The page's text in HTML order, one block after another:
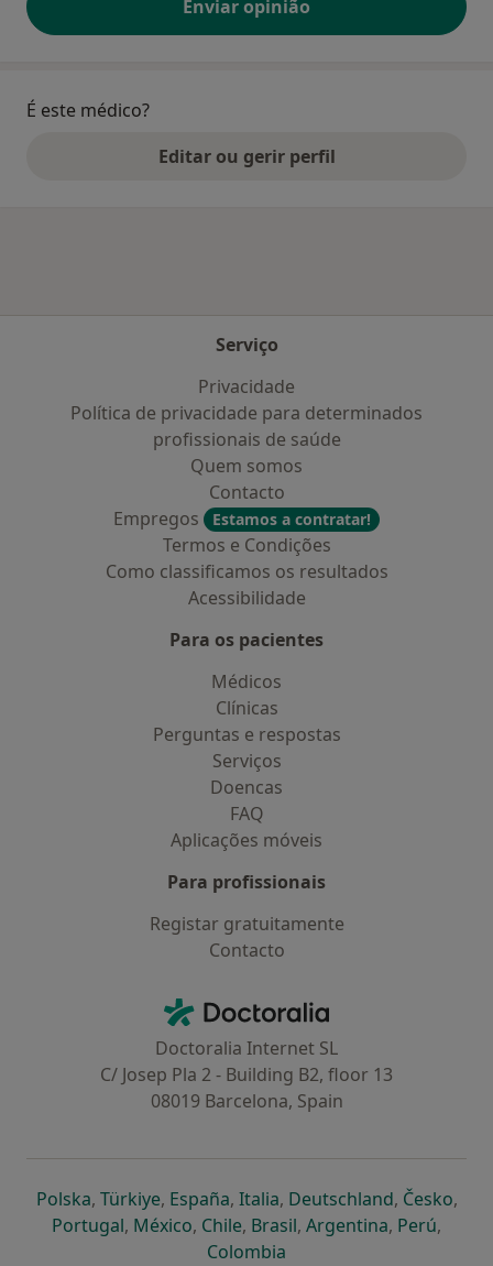
Enviar opinião
É este médico?
Editar ou gerir perfil
Serviço
Privacidade
Política de privacidade para determinados
profissionais de saúde
Quem somos
Contacto
Empregos
Estamos a contratar!
Termos e Condições
Como classificamos os resultados
Acessibilidade
Para os pacientes
Médicos
Clínicas
Perguntas e respostas
Serviços
Doencas
FAQ
Aplicações móveis
Para profissionais
Registar gratuitamente
Contacto
Doctoralia - Homepage
Doctoralia Internet SL
C/ Josep Pla 2 - Building B2, floor 13
08019 Barcelona, Spain
Polskaabre num novo separador
, Türkiyeabre num novo separador
, Españaabre num novo separador
, Italiaabre num novo
, Deutschlandabre num
, Česko,
Portugalabre num novo separador
, Méxicoabre num novo separador
, Chileabre num novo separador
, Brasilabre num novo
, Argentinaabre num
, Perúabre
,
Colombia